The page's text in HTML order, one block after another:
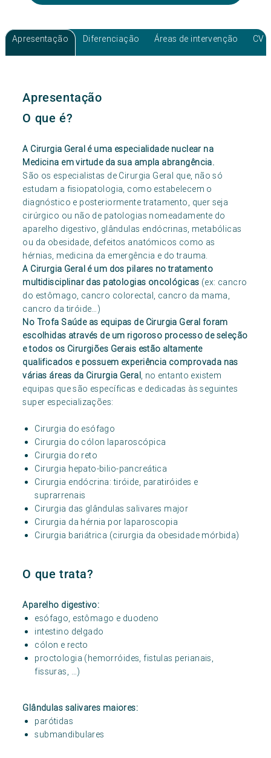
Consulta Proctologia
Consulta Obesidade
Consulta Colorretal
Apresentação Diferenciação Áreas de intervenção CV
Apresentação
O que é?
A Cirurgia Geral é uma especialidade nuclear na
Medicina em virtude da sua ampla abrangência.
São os especialistas de Cirurgia Geral que, não só
estudam a fisiopatologia, como estabelecem o
diagnóstico e posteriormente tratamento, quer seja
cirúrgico ou não de patologias nomeadamente do
aparelho digestivo, glândulas endócrinas, metabólicas
ou da obesidade, defeitos anatómicos como as
hérnias, medicina da emergência e do trauma.
A Cirurgia Geral é um dos pilares no tratamento
multidisciplinar das patologias oncológicas (ex: cancro
do estômago, cancro colorectal, cancro da mama,
cancro da tiróide…)
No Trofa Saúde as equipas de Cirurgia Geral foram
escolhidas através de um rigoroso processo de seleção
e todos os Cirurgiões Gerais estão altamente
qualificados e possuem experiência comprovada nas
várias áreas da Cirurgia Geral , no entanto existem
equipas que são específicas e dedicadas às seguintes
super especializações:
Cirurgia do esófago
Cirurgia do cólon laparoscópica
Cirurgia do reto
Cirurgia hepato-bilio-pancreática
Cirurgia endócrina: tiróide, paratiróides e
suprarrenais
Cirurgia das glândulas salivares major
Cirurgia da hérnia por laparoscopia
Cirurgia bariátrica (cirurgia da obesidade mórbida)
O que trata?
Aparelho digestivo:
esófago, estômago e duodeno
intestino delgado
cólon e recto
proctologia (hemorróides, fistulas perianais,
fissuras, …)
Glândulas salivares maiores:
parótidas
submandibulares